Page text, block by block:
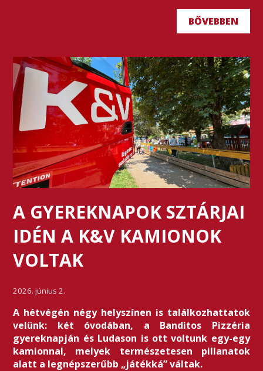
BŐVEBBEN
A GYEREKNAPOK SZTÁRJAI
IDÉN A K&V KAMIONOK
VOLTAK
2026. június 2.
A hétvégén négy helyszínen is találkozhattatok
velünk: két óvodában, a Banditos Pizzéria
gyereknapján és Ludason is ott voltunk egy-egy
kamionnal, melyek természetesen pillanatok
alatt a legnépszerűbb „játékká” váltak.